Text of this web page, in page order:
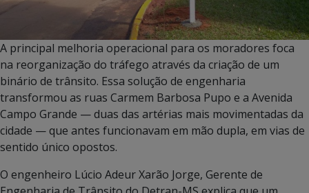
A principal melhoria operacional para os moradores foca
na reorganização do tráfego através da criação de um
binário de trânsito. Essa solução de engenharia
transformou as ruas Carmem Barbosa Pupo e a Avenida
Campo Grande — duas das artérias mais movimentadas da
cidade — que antes funcionavam em mão dupla, em vias de
sentido único opostos.
O engenheiro Lúcio Adeur Xarão Jorge, Gerente de